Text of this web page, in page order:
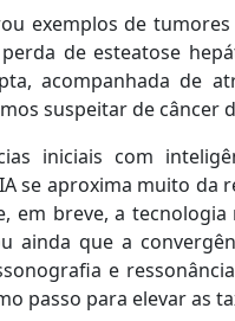
exemplos de
de esteatose
acompanhada de
suspeitar de câncer
iniciais com
se aproxima muito da
em breve, a
ainda que a
e
passo para elevar as